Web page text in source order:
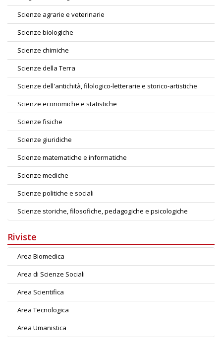
Scienze agrarie e veterinarie
Scienze biologiche
Scienze chimiche
Scienze della Terra
Scienze dell'antichità, filologico-letterarie e storico-artistiche
Scienze economiche e statistiche
Scienze fisiche
Scienze giuridiche
Scienze matematiche e informatiche
Scienze mediche
Scienze politiche e sociali
Scienze storiche, filosofiche, pedagogiche e psicologiche
Riviste
Area Biomedica
Area di Scienze Sociali
Area Scientifica
Area Tecnologica
Area Umanistica